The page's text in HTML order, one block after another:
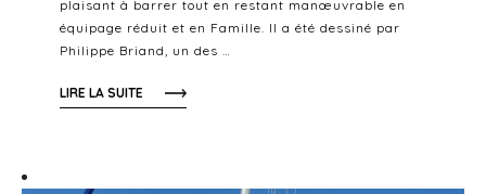
plaisant à barrer tout en restant manœuvrable en
équipage réduit et en Famille. Il a été dessiné par
Philippe Briand, un des …
LIRE LA SUITE